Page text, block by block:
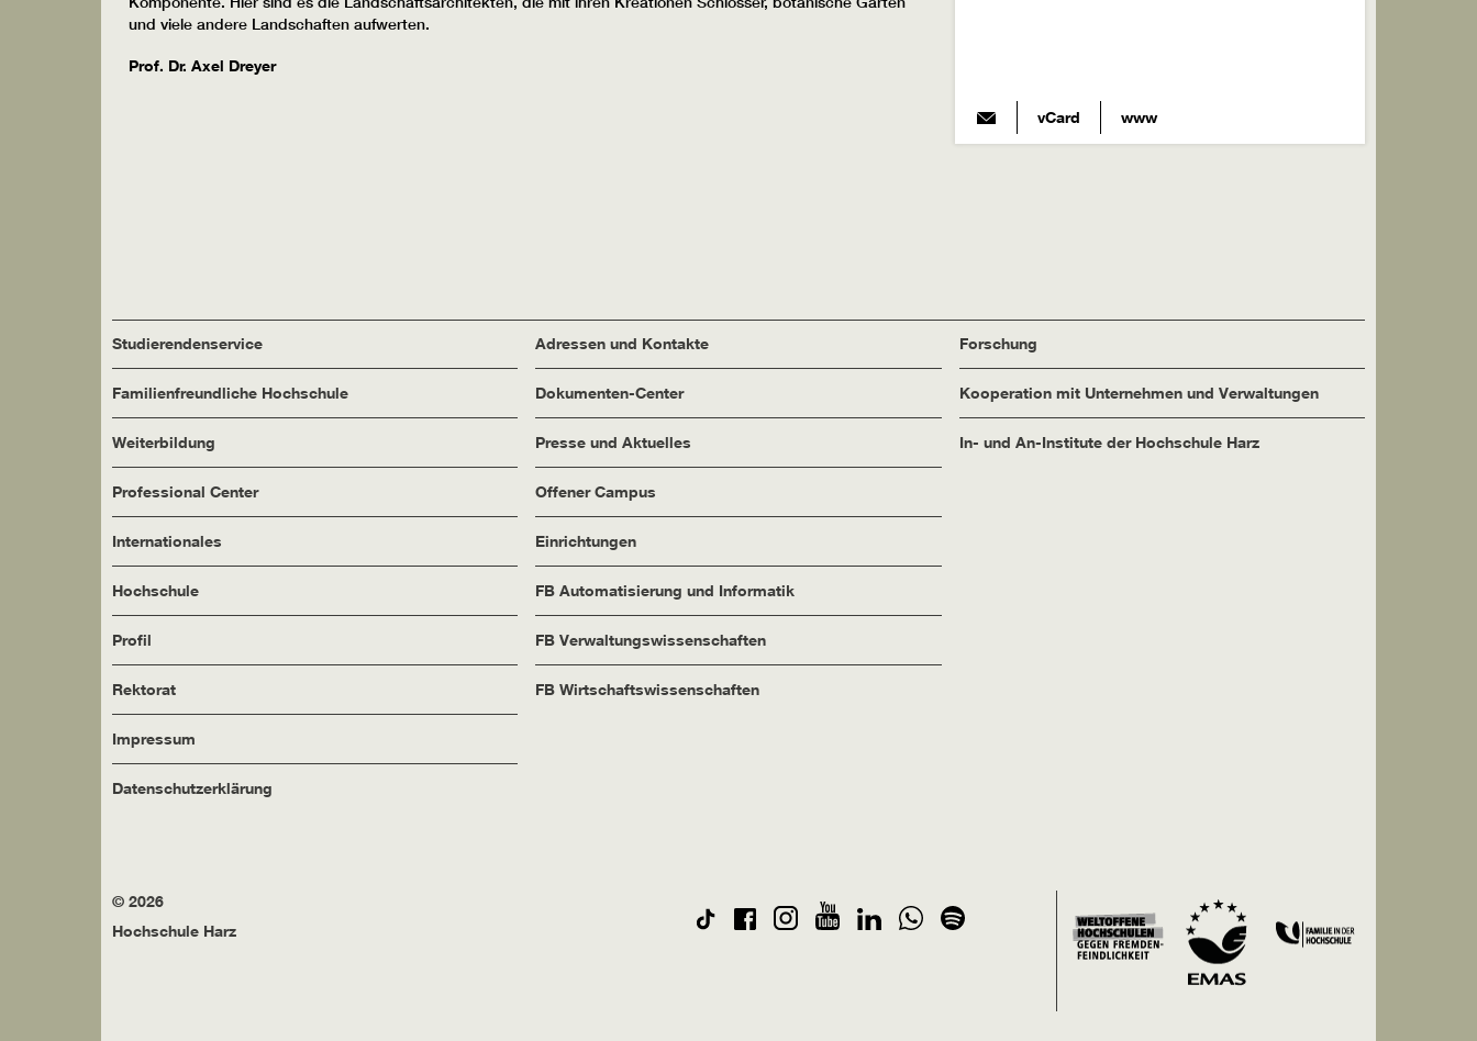
und viele andere Landschaften aufwerten.
Prof. Dr. Axel Dreyer
vCard www
Studierendenservice
Familienfreundliche Hochschule
Weiterbildung
Professional Center
Internationales
Hochschule
Profil
Rektorat
Impressum
Datenschutzerklärung
Adressen und Kontakte
Dokumenten-Center
Presse und Aktuelles
Offener Campus
Einrichtungen
FB Automatisierung und Informatik
FB Verwaltungswissenschaften
FB Wirtschaftswissenschaften
Forschung
Kooperation mit Unternehmen und Verwaltungen
In- und An-Institute der Hochschule Harz
© 2026
Hochschule Harz